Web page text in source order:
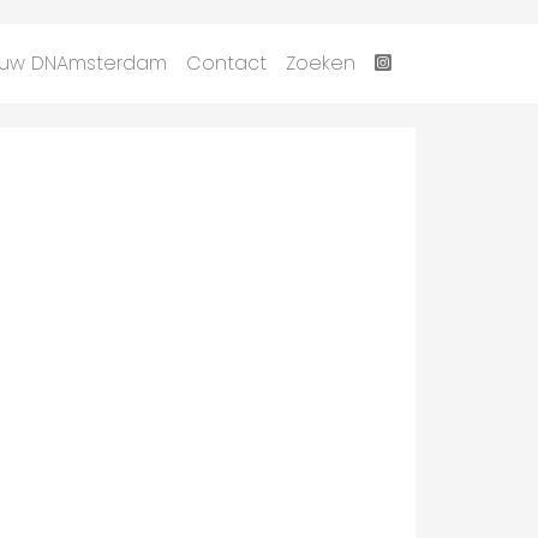
DNAmsterdam Contact Zoeken